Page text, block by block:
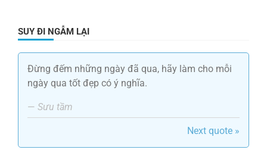
SUY ĐI NGẪM LẠI
Đừng đếm những ngày đã qua, hãy làm cho mỗi
ngày qua tốt đẹp có ý nghĩa.
— Sưu tầm
Next quote »